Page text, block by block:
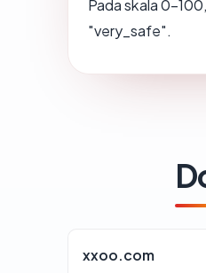
Pada skala 0-
"very_safe".
xxoo.com